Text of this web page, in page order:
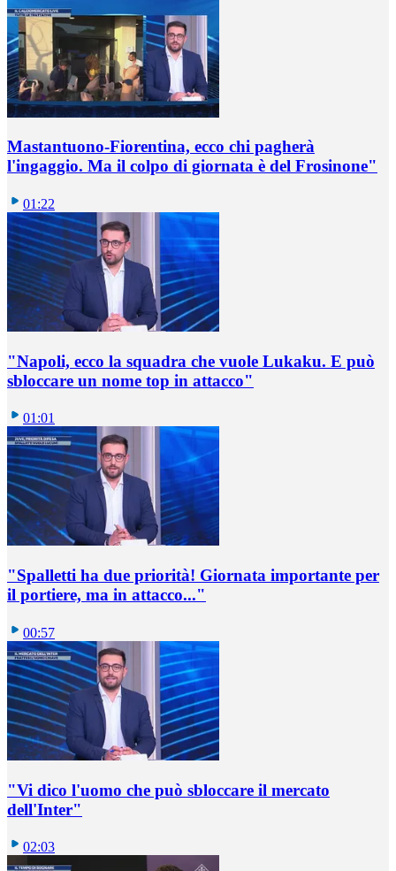
Mastantuono-Fiorentina, ecco chi pagherà
l'ingaggio. Ma il colpo di giornata è del Frosinone"
01:22
"Napoli, ecco la squadra che vuole Lukaku. E può
sbloccare un nome top in attacco"
01:01
"Spalletti ha due priorità! Giornata importante per
il portiere, ma in attacco..."
00:57
"Vi dico l'uomo che può sbloccare il mercato
dell'Inter"
02:03